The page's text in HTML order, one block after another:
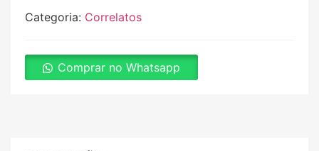
Categoria: Correlatos
Comprar no Whatsapp